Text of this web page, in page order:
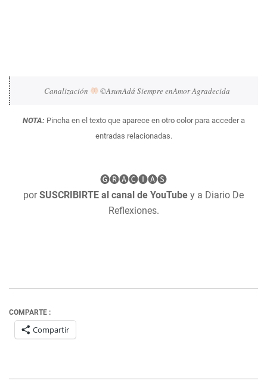
Canalización ©AsunAdá Siempre enAmor Agradecida
NOTA: Pincha en el texto que aparece en otro color para acceder a
entradas relacionadas.
🅖🅡🅐🅒🅘🅐🅢
porSUSCRIBIRTE al canal de YouTube y a Diario De
Reflexiones.
COMPARTE :
Compartir